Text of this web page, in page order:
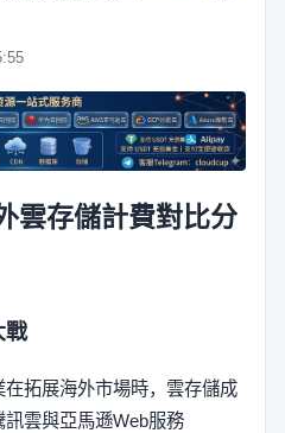
雲存儲計費對比分
戰
拓展海外市場時，雲存儲成
雲與亞馬遜Web服務